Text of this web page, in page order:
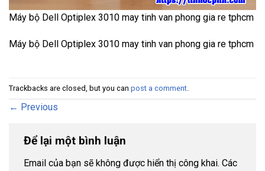
Máy bộ Dell Optiplex 3010 may tinh van phong gia re tphcm
Máy bộ Dell Optiplex 3010 may tinh van phong gia re tphcm
Trackbacks are closed, but you can post a comment
← Previous
Để lại một bình luận
Email của bạn sẽ không được hiển thị công khai. Các